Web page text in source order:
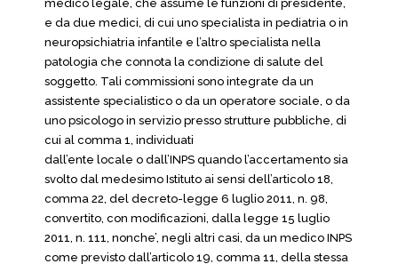
medico legale, che assume le funzioni di presidente,
e da due medici, di cui uno specialista in pediatria o in
neuropsichiatria infantile e l’altro specialista nella
patologia che connota la condizione di salute del
soggetto. Tali commissioni sono integrate da un
assistente specialistico o da un operatore sociale, o da
uno psicologo in servizio presso strutture pubbliche, di
cui al comma 1, individuati
dall’ente locale o dall’INPS quando l’accertamento sia
svolto dal medesimo Istituto ai sensi dell’articolo 18,
comma 22, del decreto-legge 6 luglio 2011, n. 98,
convertito, con modificazioni, dalla legge 15 luglio
2011, n. 111, nonche’, negli altri casi, da un medico INPS
come previsto dall’articolo 19, comma 11, della stessa